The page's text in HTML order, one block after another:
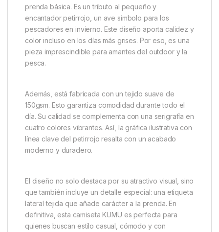
prenda básica. Es un tributo al pequeño y
encantador petirrojo, un ave símbolo para los
pescadores en invierno. Este diseño aporta calidez y
color incluso en los días más grises. Por eso, es una
pieza imprescindible para amantes del outdoor y la
pesca.
Además, está fabricada con un tejido suave de
150gsm. Esto garantiza comodidad durante todo el
día. Su calidad se complementa con una serigrafía en
cuatro colores vibrantes. Así, la gráfica ilustrativa con
línea clave del petirrojo resalta con un acabado
moderno y duradero.
El diseño no solo destaca por su atractivo visual, sino
que también incluye un detalle especial: una etiqueta
lateral tejida que añade carácter a la prenda. En
definitiva, esta camiseta KUMU es perfecta para
quienes buscan estilo casual, cómodo y con